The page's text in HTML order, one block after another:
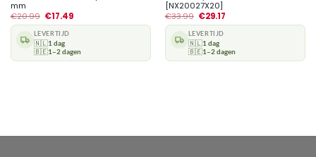
mm
€20.99 €17.49
LEVERTIJD
🇳🇱1 dag
🇧🇪1–2 dagen
[NX20027X20]
€33.99 €29.17
LEVERTIJD
🇳🇱1 dag
🇧🇪1–2 dagen